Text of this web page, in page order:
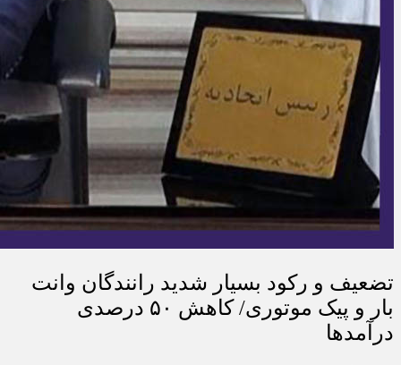
تضعیف و رکود بسیار شدید رانندگان وانت
بار و پیک موتوری/ کاهش ۵۰ درصدی
درآمدها